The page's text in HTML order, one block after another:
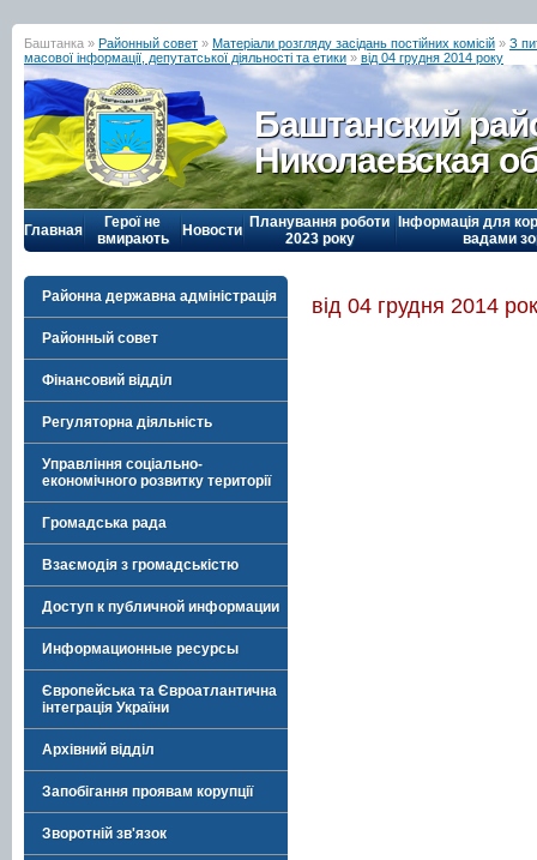
Баштанка » Районный совет » Матеріали розгляду засідань постійних комісій » З
масової інформації, депутатської діяльності та етики » від 04 грудня 2014 року
Баштанский
Николаевская
Главная
Герої не
вмирають
Новости Планування роботи
2023 року
Інформація для
вадами
Районна державна адміністрація
Районный совет
Фінансовий відділ
Регуляторна діяльність
Управління соціально-
економічного розвитку території
Громадська рада
Взаємодія з громадськістю
Доступ к публичной информации
Информационные ресурсы
Європейська та Євроатлантична
інтеграція України
Архівний відділ
Запобігання проявам корупції
Зворотній зв'язок
від 04 грудня 2014